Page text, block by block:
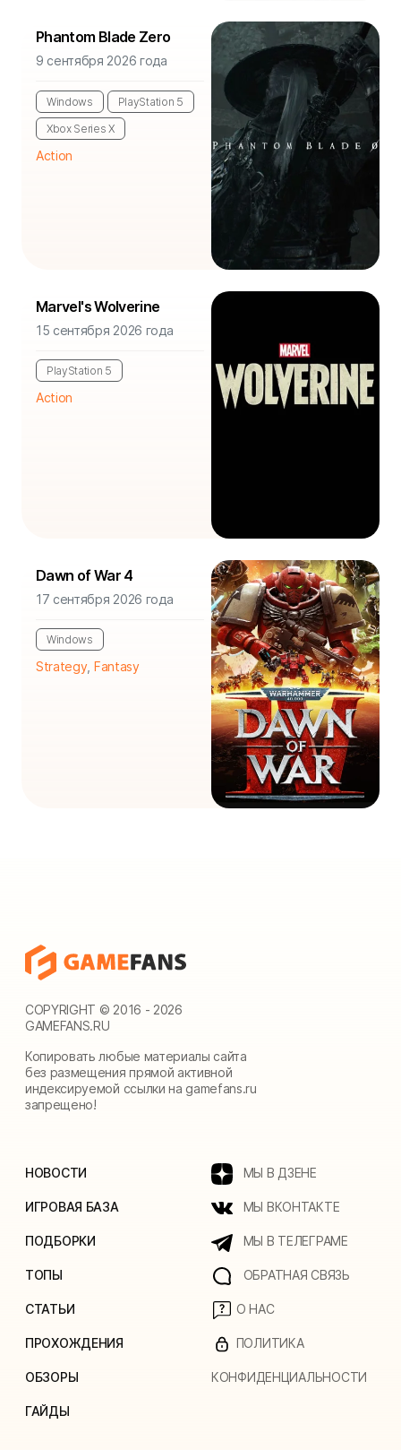
Phantom Blade Zero
9 сентября 2026 года
Windows PlayStation 5
Xbox Series X
Action
Marvel's Wolverine
15 сентября 2026 года
PlayStation 5
Action
Dawn of War 4
17 сентября 2026 года
Windows
Strategy, Fantasy
COPYRIGHT © 2016 - 2026
GAMEFANS.RU
Копировать любые материалы сайта
без размещения прямой активной
индексируемой ссылки на gamefans.ru
запрещено!
НОВОСТИ
ИГРОВАЯ БАЗА
ПОДБОРКИ
ТОПЫ
СТАТЬИ
ПРОХОЖДЕНИЯ
ОБЗОРЫ
ГАЙДЫ
МЫ В ДЗЕНЕ
МЫ ВКОНТАКТЕ
МЫ В ТЕЛЕГРАМЕ
ОБРАТНАЯ СВЯЗЬ
О НАС
ПОЛИТИКА
КОНФИДЕНЦИАЛЬНОСТИ